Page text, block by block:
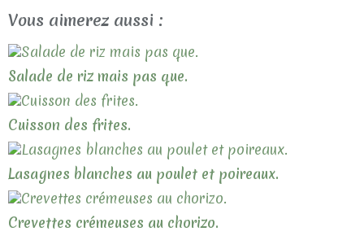
Vous aimerez aussi :
Salade de riz mais pas que.
Cuisson des frites.
Lasagnes blanches au poulet et poireaux.
Crevettes crémeuses au chorizo.